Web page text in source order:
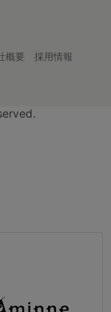
概要
採用情報